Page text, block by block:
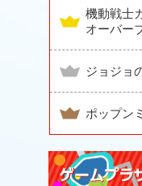
機動戦士
オーバー
ジョジョ
ポップン